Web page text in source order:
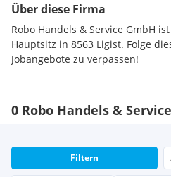
Über diese Firma
Robo Handels & Service GmbH
Hauptsitz in 8563 Ligist. Folge
Jobangebote zu verpassen!
0 Robo Handels &
Filtern